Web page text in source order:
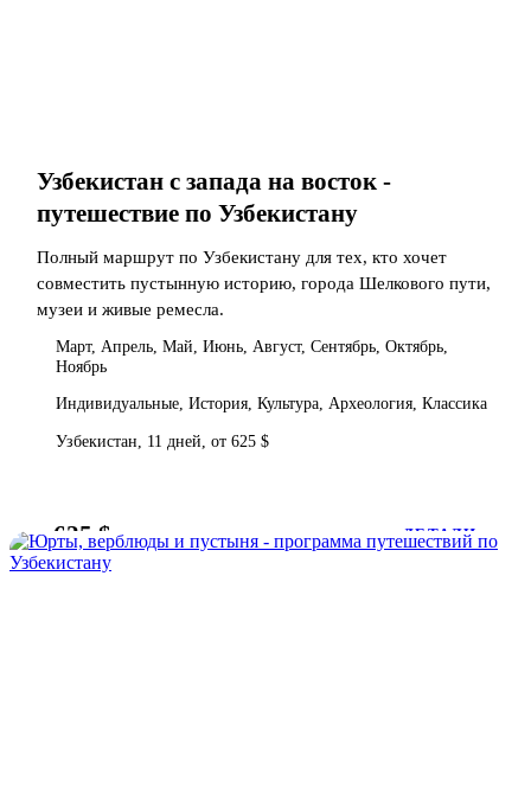
Узбекистан с запада на восток -
путешествие по Узбекистану
Полный маршрут по Узбекистану для тех, кто хочет
совместить пустынную историю, города Шелкового пути,
музеи и живые ремесла.
Март, Апрель, Май, Июнь, Август, Сентябрь, Октябрь,
Ноябрь
Индивидуальные, История, Культура, Археология, Классика
Узбекистан, 11 дней, от 625 $
от625 $ ДЕТАЛИ